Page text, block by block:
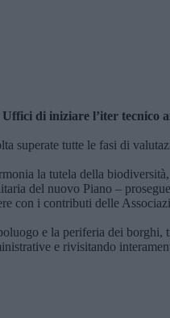
di iniziare l’iter tecnico
superate tutte le fasi di
la tutela della
del nuovo Piano –
con i contributi delle
e la periferia dei borghi,
e rivisitando